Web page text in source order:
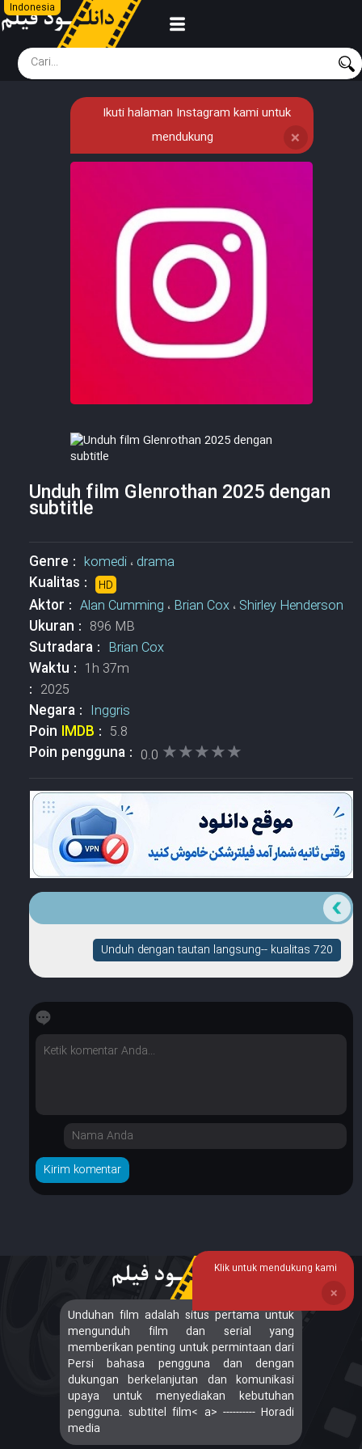
Indonesia
Ikuti halaman Instagram kami untuk
mendukung
❌
Unduh film Glenrothan 2025 dengan
subtitle
Genre : komedi، drama
Kualitas : HD
Aktor : Alan Cumming ، Brian Cox، Shirley Henderson
Ukuran : 896 MB
Sutradara : Brian Cox
Waktu : 1h 37m
: 2025
Negara : Inggris
Poin IMDB : 5.8
Poin pengguna : 0.0 ★★★★★
★★★★★
Unduh dengan tautan langsung-- kualitas 720
Berapa banyak bintang yang dimilikinya?
Unduhan film adalah situs pertama untuk
mengunduh film dan serial yang
memberikan penting untuk permintaan dari
Persi bahasa pengguna dan dengan
dukungan berkelanjutan dan komunikasi
upaya untuk menyediakan kebutuhan
pengguna. subtitel film< a> ---------- Horadi
media
Klik untuk mendukung kami
❌